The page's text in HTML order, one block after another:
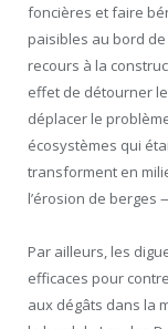
foncières et faire
paisibles au bord
recours à la
effet de détourner
déplacer le
écosystèmes qui
transforment en
l’érosion de
Par ailleurs, les
efficaces pour
aux dégâts dans la